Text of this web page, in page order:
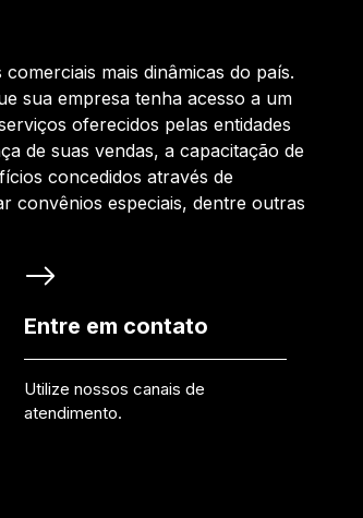
mais dinâmicas do país.
sua empresa tenha acesso a um
oferecidos pelas entidades
de suas vendas, a capacitação de
concedidos através de
convênios especiais, dentre outras
Entre em contato
Utilize nossos canais de
atendimento.